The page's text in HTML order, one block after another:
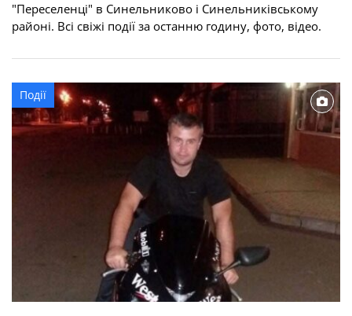
"Переселенці" в Синельниково і Синельниківському
районі. Всі свіжі події за останню годину, фото, відео.
Події